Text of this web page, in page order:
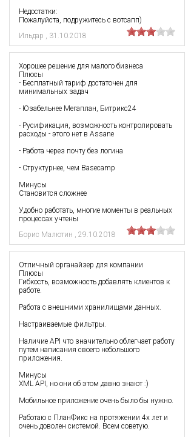
Ильдар , 31.10.2018
Недостатки:
Пожалуйста, подружитесь с вотсапп)
Борис Малютин , 29.10.2018
Хорошее решение для малого бизнеса
Плюсы
- Бесплатный тариф достаточен для
минимальных задач
- Юзабельнее Мегаплан, Битрикс24
- Русификация, возможность контролировать
расходы - этого нет в Assane
- Работа через почту без логина
- Структурнее, чем Basecamp
Минусы
Становится сложнее
Удобно работать, многие моменты в реальных
процессах учтены
Отличный органайзер для компании
Плюсы
Гибкость, возможность добавлять клиентов к
работе.
Работа с внешними хранилищами данных.
Настраиваемые фильтры.
Наличие API что значительно облегчает работу
путем написания своего небольшого
приложения.
Минусы
XML API, но они об этом давно знают :)
Мобильное приложение очень было бы нужно.
Работаю с ПланФикс на протяжении 4х лет и
очень доволен системой. Всем советую.